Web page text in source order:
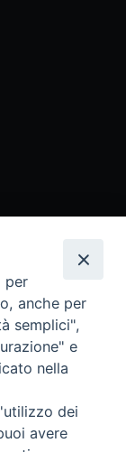
per
anche per
semplici",
e
nella
dei
avere